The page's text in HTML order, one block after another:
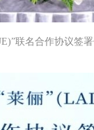
联名合作协议签